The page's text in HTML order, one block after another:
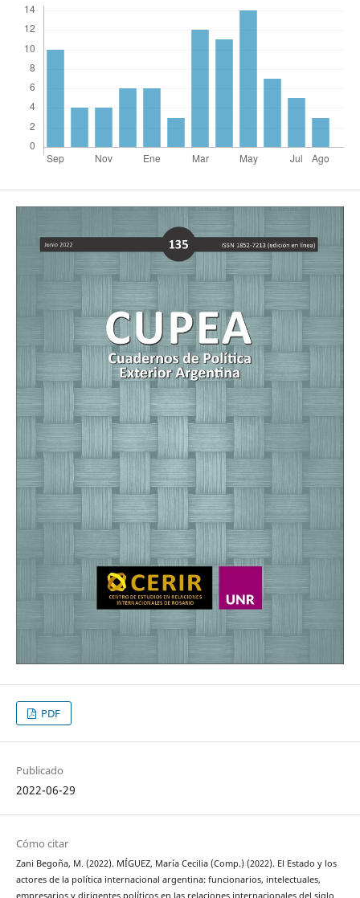
PDF
Publicado
2022-06-29
Cómo citar
Zani Begoña, M. (2022). MÍGUEZ, María Cecilia (Comp.) (2022). El Estado y los
actores de la política internacional argentina: funcionarios, intelectuales,
empresarios y dirigentes políticos en las relaciones internacionales del siglo